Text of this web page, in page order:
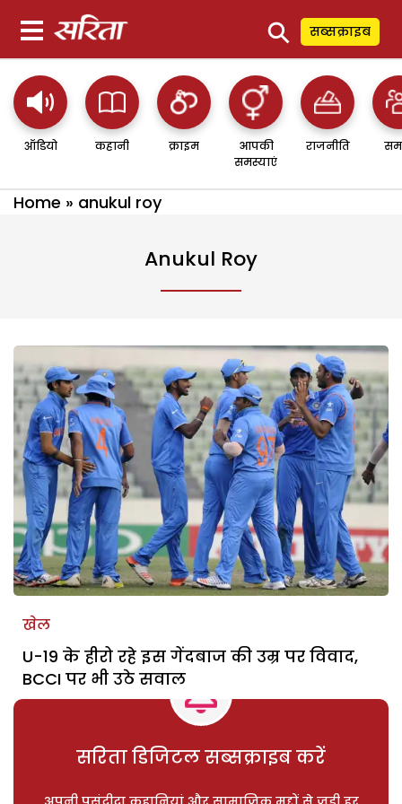
⚲ सब्सक्राइब
ऑडियो कहानी क्राइम
आपकी
समस्याएं
राजनीति
Home » anukul roy
Anukul Roy
खेल
U-19 के हीरो रहे इस गेंदबाज की उम्र पर विवाद,
BCCI पर भी उठे सवाल
सरिता डिजिटल सब्सक्राइब करें